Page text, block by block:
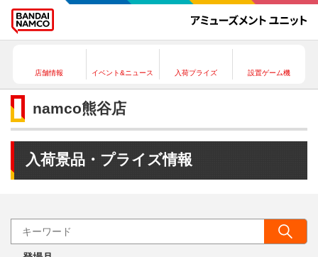
店舗情報 イベント&ニュース 入荷プライズ 設置ゲーム機
namco熊谷店
入荷景品・プライズ情報